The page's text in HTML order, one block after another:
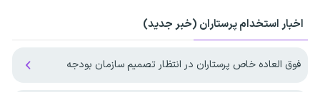
اخبار استخدام پرستاران (خبر جدید)
فوق العاده خاص پرستاران در انتظار تصمیم سازمان بودجه